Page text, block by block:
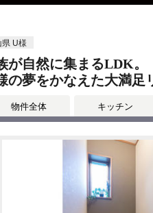
U様
が自然に集まるLDK。
の夢をかなえた大満足
物件全体 キッチン